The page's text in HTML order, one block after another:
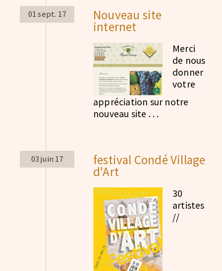
01 sept. 17 Nouveau site
internet
Merci
de nous
donner
votre
appréciation sur notre
nouveau site . . .
03 juin 17 festival Condé Village
d'Art
30
artistes
//